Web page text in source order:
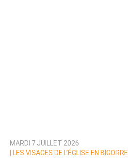
MARDI 7 JUILLET 2026
LES VISAGES DE L’ÉGLISE EN BIGORRE